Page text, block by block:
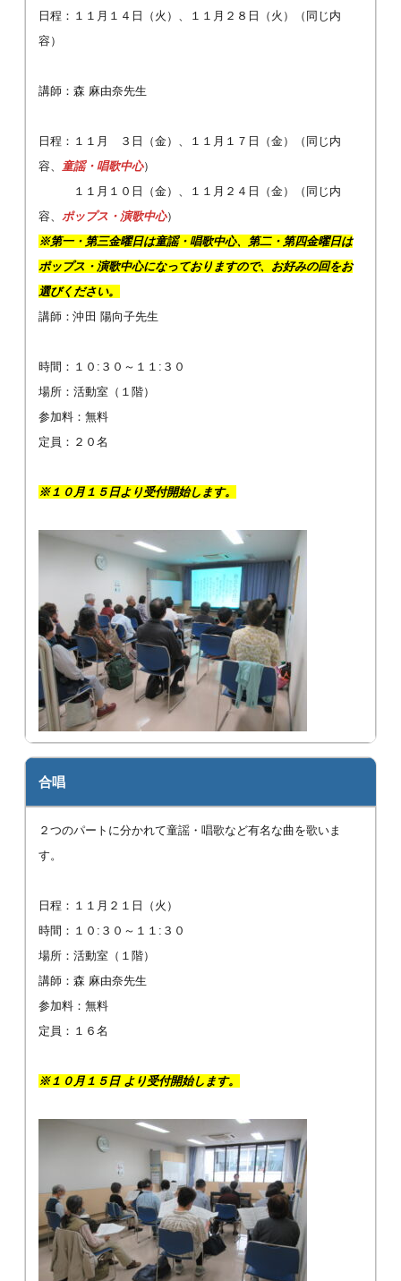
日程：１１月１４日（火）、１１月２８日（火）（同じ内
容）
講師：森 麻由奈先生
日程：１１月 ３日（金）、１１月１７日（金）（同じ内
容、 童謡・唱歌中心）
１１月１０日（金）、１１月２４日（金）（同じ内
容、ポップス・演歌中心）
※第一・第三金曜日は童謡・唱歌中心、第二・第四金曜日は
ポップス・演歌中心になっておりますので、お好みの回をお
選びください。
講師：沖田 陽向子先生
時間：１０:３０～１１:３０
場所：活動室（１階）
参加料：無料
定員：２０名
※１０月１５日より受付開始します。
合唱
２つのパートに分かれて童謡・唱歌など有名な曲を歌いま
す。
日程：１１月２１日（火）
時間：１０:３０～１１:３０
場所：活動室（１階）
講師：森 麻由奈先生
参加料：無料
定員：１６名
※１０月１５日 より受付開始します。